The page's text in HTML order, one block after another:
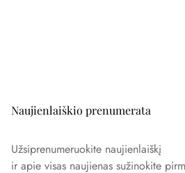
Naujienlaiškio prenumerata
Užsiprenumeruokite naujienlaiškį
ir apie visas naujienas sužinokite